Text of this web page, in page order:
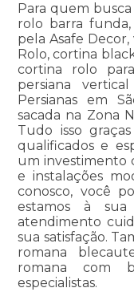
Para quem
rolo barra funda,
pela Asafe
Rolo, cortina
cortina rolo
persiana
Persianas em
sacada na Zona
Tudo isso
qualificados e
um investimento
e instalações
conosco, você
estamos à sua
atendimento
sua satisfação.
romana
romana com
especialistas.